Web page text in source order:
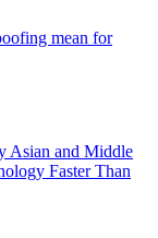
mean for
Asian and Middle
Faster Than